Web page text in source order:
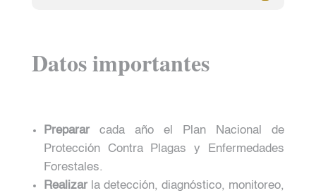
Datos importantes
Prepararcada año el Plan Nacional de
Protección Contra Plagas y Enfermedades
Forestales.
Realizarla detección, diagnóstico, monitoreo,